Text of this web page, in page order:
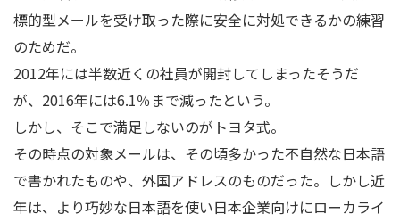
標的型メールを受け取った際に安全に対処できるかの練習
のためだ。
2012年には半数近くの社員が開封してしまったそうだ
が、2016年には6.1％まで減ったという。
しかし、そこで満足しないのがトヨタ式。
その時点の対象メールは、その頃多かった不自然な日本語
で書かれたものや、外国アドレスのものだった。しかし近
年は、より巧妙な日本語を使い日本企業向けにローカライ